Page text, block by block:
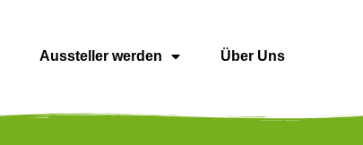
Aussteller werden Über Uns